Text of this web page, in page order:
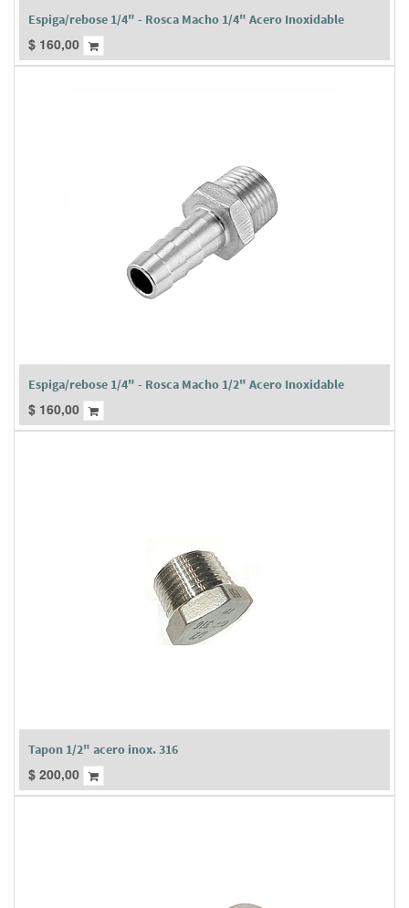
Espiga/rebose 1/4" - Rosca Macho 1/4" Acero Inoxidable
$ 160,00
Espiga/rebose 1/4" - Rosca Macho 1/2" Acero Inoxidable
$ 160,00
Tapon 1/2" acero inox. 316
$ 200,00